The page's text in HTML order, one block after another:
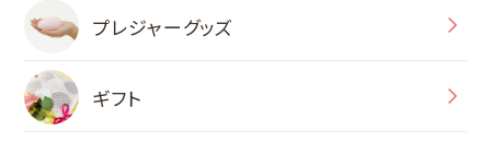
プレジャーグッズ
ギフト